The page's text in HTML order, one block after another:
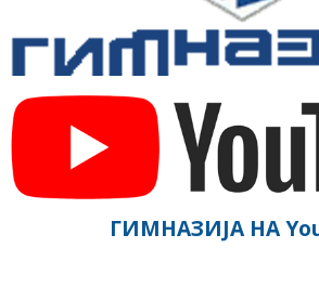
ГИМНАЗИЈА НА